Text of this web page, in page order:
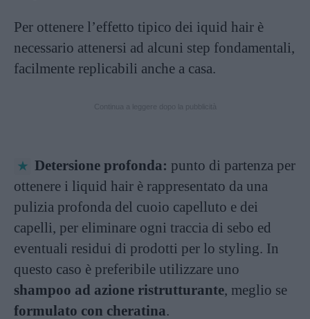
Per ottenere l’effetto tipico dei iquid hair è
necessario attenersi ad alcuni step fondamentali,
facilmente replicabili anche a casa.
Detersione profonda: punto di partenza per
ottenere i liquid hair è rappresentato da una
pulizia profonda del cuoio capelluto e dei
capelli, per eliminare ogni traccia di sebo ed
eventuali residui di prodotti per lo styling. In
questo caso è preferibile utilizzare uno
shampoo ad azione ristrutturante, meglio se
formulato con cheratina.